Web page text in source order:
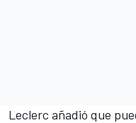
Leclerc añadió que